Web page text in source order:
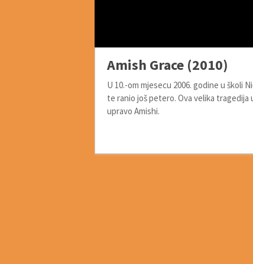
Amish Grace (2010)
U 10.-om mjesecu 2006. godine u školi
te ranio još petero. Ova velika
upravo Amishi.